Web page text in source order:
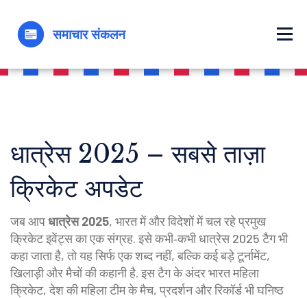
धात्रेस 2025 – सबसे ताज़ा
क्रिकेट अपडेट
जब आपधात्रेस 2025, भारत में और विदेशों में चल रहे प्रमुख
क्रिकेट इवेंट्स का एक संग्रह. इसे कभी‑कभीधात्रेस 2025 टैगभी
कहा जाता है, तो यह सिर्फ एक शब्द नहीं, बल्कि कई बड़े टूर्नामेंट,
खिलाड़ी और मैचों की कहानी है. इस टैग के अंदरभारत महिला
क्रिकेट,देश की महिला टीम के मैच, प्रदर्शन और रिकॉर्डभी घनिष्ठ